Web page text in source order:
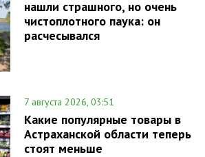
нашли страшного, но очень
чистоплотного паука: он
расчесывался
7 августа 2026, 03:51
Какие популярные товары в
Астраханской области теперь
стоят меньше